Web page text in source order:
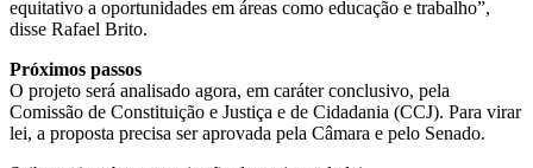
equitativo a oportunidades em áreas como educação e trabalho”,
disse Rafael Brito.
Próximos passos
O projeto será analisado agora, em caráter conclusivo, pela
Comissão de Constituição e Justiça e de Cidadania (CCJ). Para virar
lei, a proposta precisa ser aprovada pela Câmara e pelo Senado.